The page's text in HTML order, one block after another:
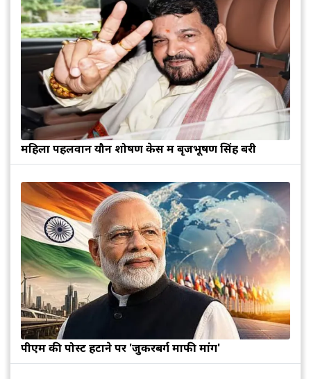
महिला पहलवान यौन शोषण केस में बृजभूषण सिंह बरी
पीएम की पोस्ट हटाने पर 'जुकरबर्ग माफी मांगें'